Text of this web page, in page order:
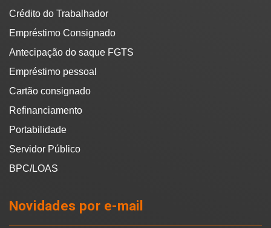
Crédito do Trabalhador
Empréstimo Consignado
Antecipação do saque FGTS
Empréstimo pessoal
Cartão consignado
Refinanciamento
Portabilidade
Servidor Público
BPC/LOAS
Novidades por e-mail